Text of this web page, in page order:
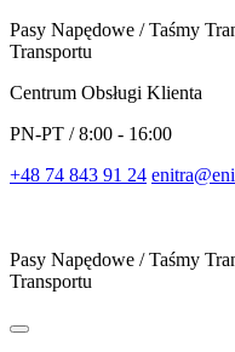
Pasy Napędowe / Taśmy
Transportu
Centrum Obsługi Klienta
PN-PT / 8:00 - 16:00
+48 74 843 91 24
Pasy Napędowe / Taśmy
Transportu